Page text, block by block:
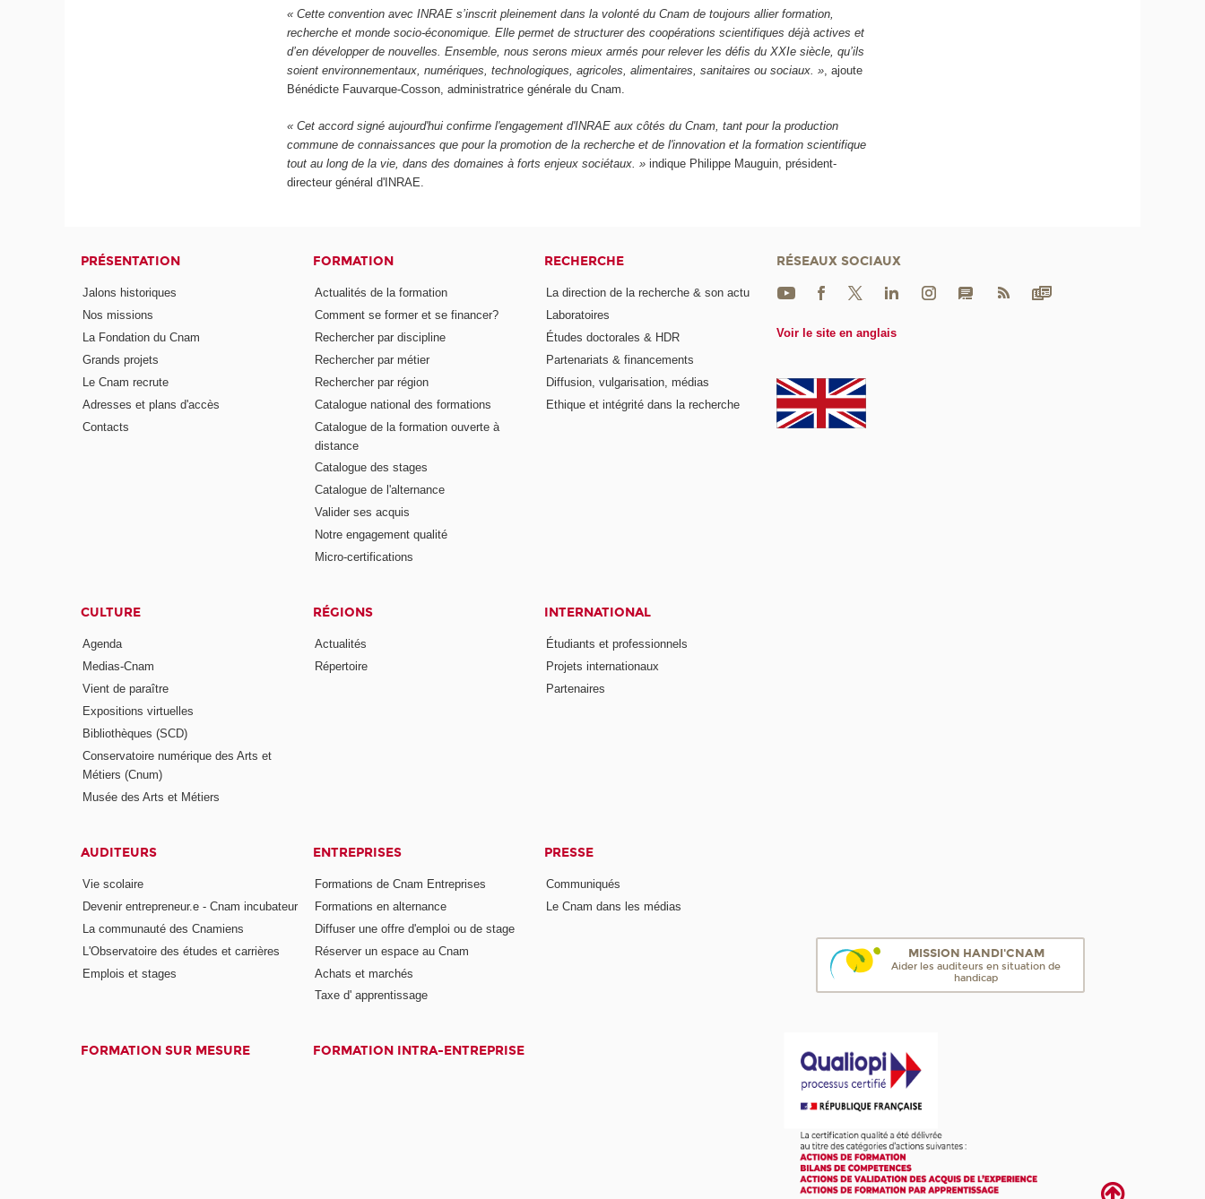
« Cette convention avec INRAE s’inscrit pleinement dans la volonté du Cnam de toujours allier formation,
recherche et monde socio-économique. Elle permet de structurer des coopérations scientifiques déjà actives et
d’en développer de nouvelles. Ensemble, nous serons mieux armés pour relever les défis du XXIe siècle, qu’ils
soient environnementaux, numériques, technologiques, agricoles, alimentaires, sanitaires ou sociaux. », ajoute
Bénédicte Fauvarque-Cosson, administratrice générale du Cnam.
« Cet accord signé aujourd'hui confirme l'engagement d'INRAE aux côtés du Cnam, tant pour la production
commune de connaissances que pour la promotion de la recherche et de l'innovation et la formation scientifique
tout au long de la vie, dans des domaines à forts enjeux sociétaux. »indique Philippe Mauguin, président-
directeur général d'INRAE.
PRÉSENTATION
Jalons historiques
Nos missions
La Fondation du Cnam
Grands projets
Le Cnam recrute
Adresses et plans d'accès
Contacts
FORMATION
Actualités de la formation
Comment se former et se financer?
Rechercher par discipline
Rechercher par métier
Rechercher par région
Catalogue national des formations
Catalogue de la formation ouverte à
distance
Catalogue des stages
Catalogue de l'alternance
Valider ses acquis
Notre engagement qualité
Micro-certifications
RECHERCHE
La direction de la recherche & son actu
Laboratoires
Études doctorales & HDR
Partenariats & financements
Diffusion, vulgarisation, médias
Ethique et intégrité dans la recherche
CULTURE
Agenda
Medias-Cnam
Vient de paraître
Expositions virtuelles
Bibliothèques (SCD)
Conservatoire numérique des Arts et
Métiers (Cnum)
Musée des Arts et Métiers
RÉGIONS
Actualités
Répertoire
INTERNATIONAL
Étudiants et professionnels
Projets internationaux
Partenaires
AUDITEURS
Vie scolaire
Devenir entrepreneur.e - Cnam incubateur
La communauté des Cnamiens
L'Observatoire des études et carrières
Emplois et stages
ENTREPRISES
Formations de Cnam Entreprises
Formations en alternance
Diffuser une offre d'emploi ou de stage
Réserver un espace au Cnam
Achats et marchés
Taxe d' apprentissage
PRESSE
Communiqués
Le Cnam dans les médias
FORMATION SUR MESURE FORMATION INTRA-ENTREPRISE
RÉSEAUX SOCIAUX
Voir le site en anglais
MISSION HANDI'CNAM
Aider les auditeurs en situation de
handicap